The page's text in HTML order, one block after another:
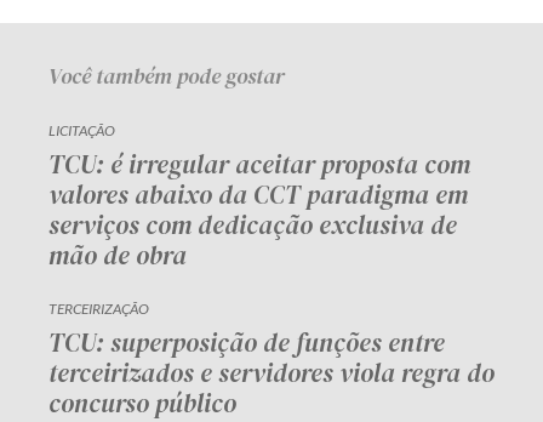
Você também pode gostar
LICITAÇÃO
TCU: é irregular aceitar proposta com
valores abaixo da CCT paradigma em
serviços com dedicação exclusiva de
mão de obra
TERCEIRIZAÇÃO
TCU: superposição de funções entre
terceirizados e servidores viola regra do
concurso público